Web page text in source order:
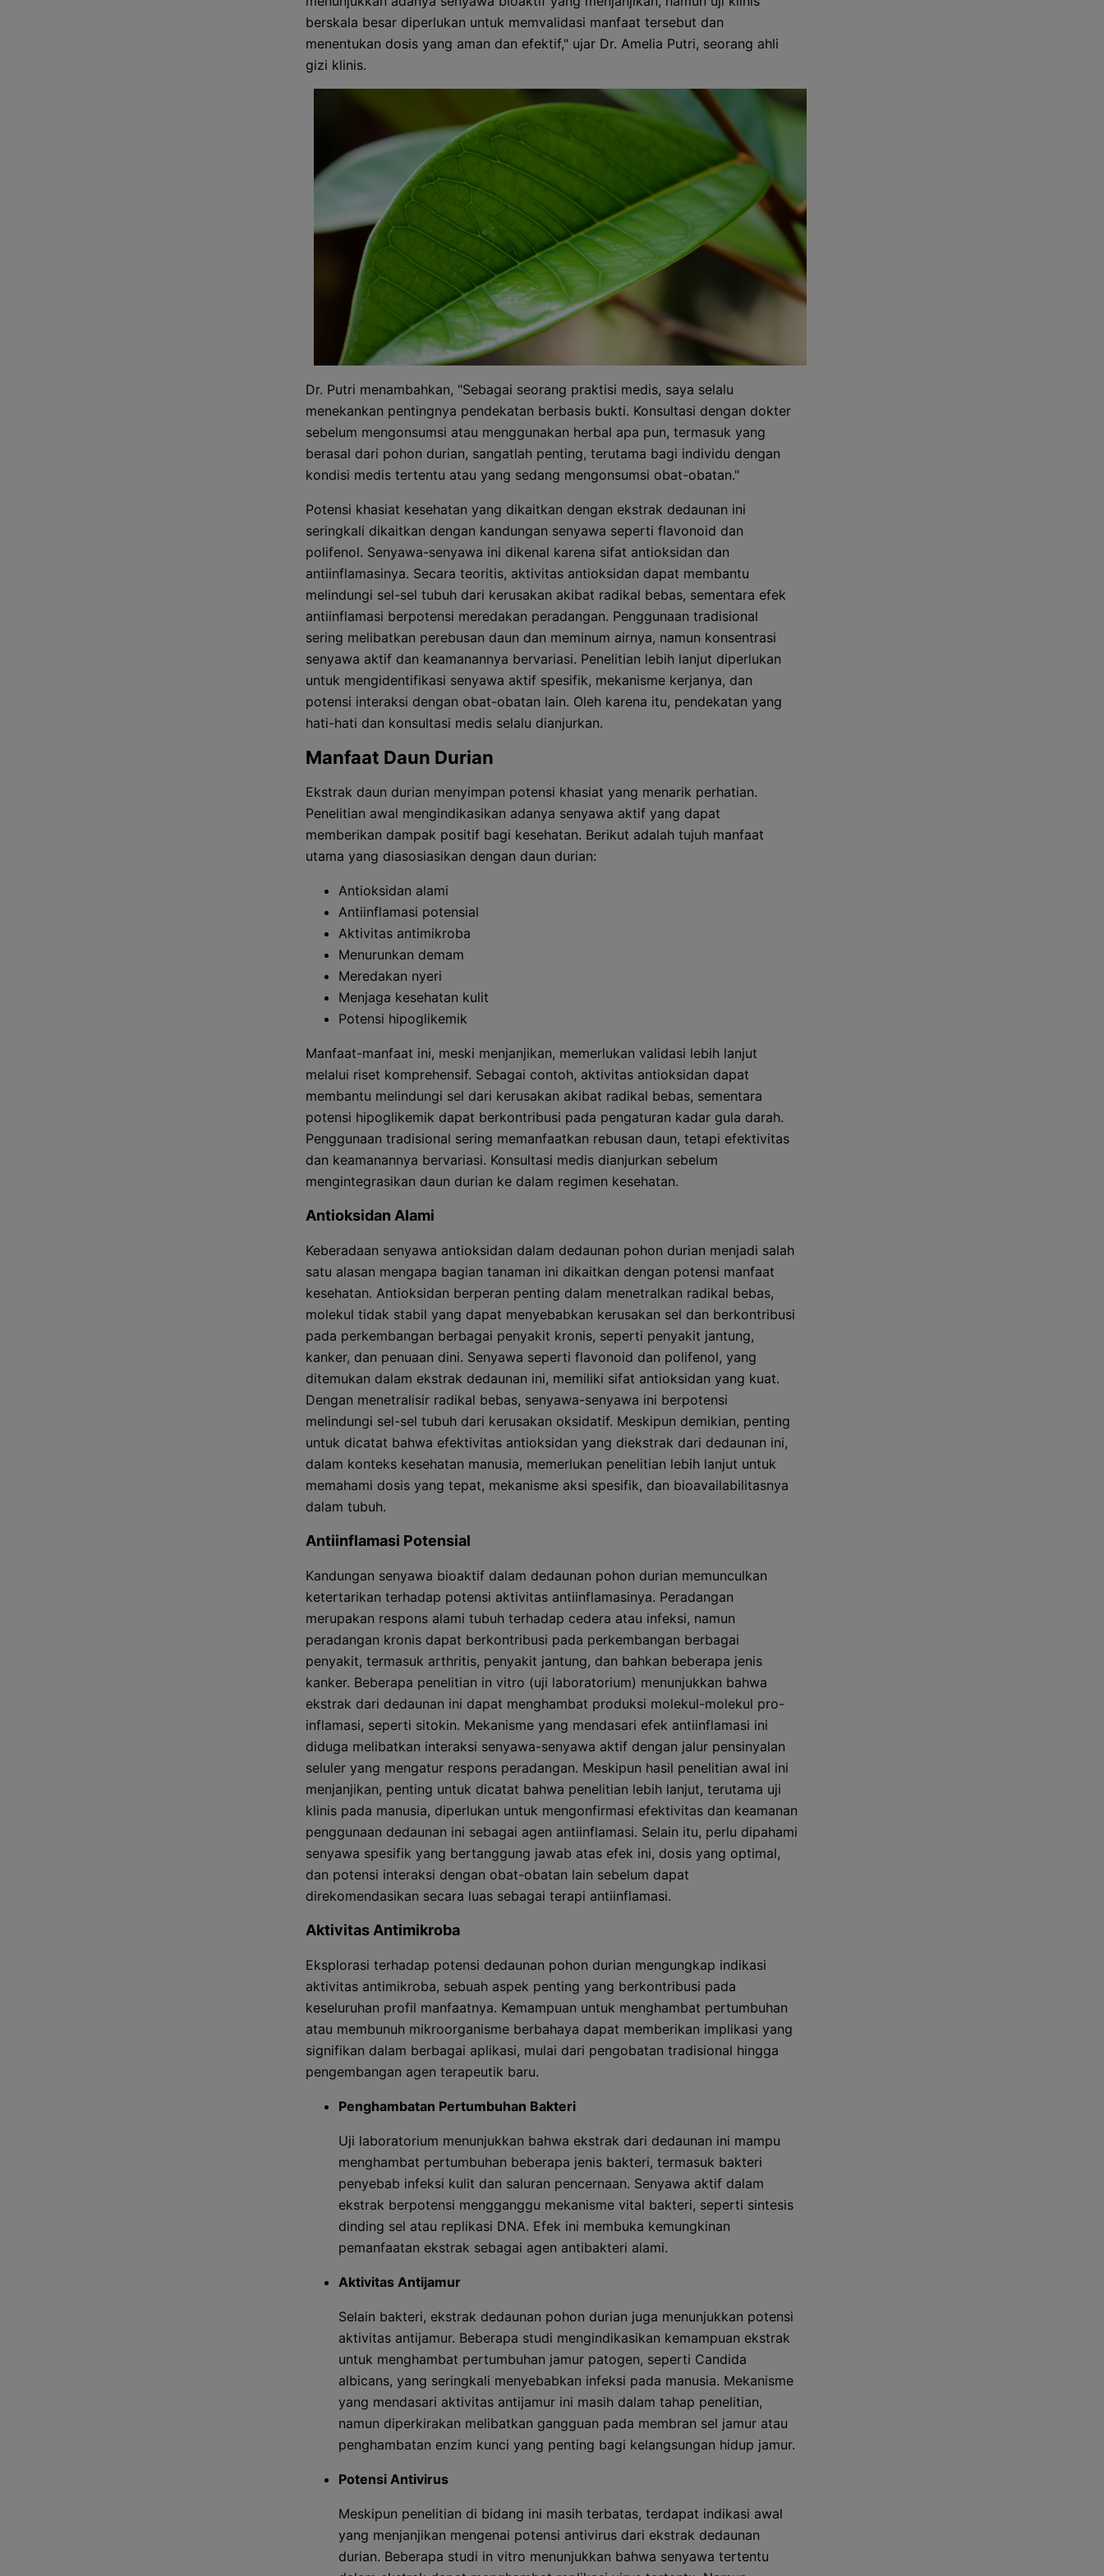
berskala besar diperlukan untuk memvalidasi manfaat tersebut dan
menentukan dosis yang aman dan efektif," ujar Dr. Amelia Putri, seorang ahli
gizi klinis.
Dr. Putri menambahkan, "Sebagai seorang praktisi medis, saya selalu
menekankan pentingnya pendekatan berbasis bukti. Konsultasi dengan dokter
sebelum mengonsumsi atau menggunakan herbal apa pun, termasuk yang
berasal dari pohon durian, sangatlah penting, terutama bagi individu dengan
kondisi medis tertentu atau yang sedang mengonsumsi obat-obatan."
Potensi khasiat kesehatan yang dikaitkan dengan ekstrak dedaunan ini
seringkali dikaitkan dengan kandungan senyawa seperti flavonoid dan
polifenol. Senyawa-senyawa ini dikenal karena sifat antioksidan dan
antiinflamasinya. Secara teoritis, aktivitas antioksidan dapat membantu
melindungi sel-sel tubuh dari kerusakan akibat radikal bebas, sementara efek
antiinflamasi berpotensi meredakan peradangan. Penggunaan tradisional
sering melibatkan perebusan daun dan meminum airnya, namun konsentrasi
senyawa aktif dan keamanannya bervariasi. Penelitian lebih lanjut diperlukan
untuk mengidentifikasi senyawa aktif spesifik, mekanisme kerjanya, dan
potensi interaksi dengan obat-obatan lain. Oleh karena itu, pendekatan yang
hati-hati dan konsultasi medis selalu dianjurkan.
Manfaat Daun Durian
Ekstrak daun durian menyimpan potensi khasiat yang menarik perhatian.
Penelitian awal mengindikasikan adanya senyawa aktif yang dapat
memberikan dampak positif bagi kesehatan. Berikut adalah tujuh manfaat
utama yang diasosiasikan dengan daun durian:
Antioksidan alami
Antiinflamasi potensial
Aktivitas antimikroba
Menurunkan demam
Meredakan nyeri
Menjaga kesehatan kulit
Potensi hipoglikemik
Manfaat-manfaat ini, meski menjanjikan, memerlukan validasi lebih lanjut
melalui riset komprehensif. Sebagai contoh, aktivitas antioksidan dapat
membantu melindungi sel dari kerusakan akibat radikal bebas, sementara
potensi hipoglikemik dapat berkontribusi pada pengaturan kadar gula darah.
Penggunaan tradisional sering memanfaatkan rebusan daun, tetapi efektivitas
dan keamanannya bervariasi. Konsultasi medis dianjurkan sebelum
mengintegrasikan daun durian ke dalam regimen kesehatan.
Antioksidan Alami
Keberadaan senyawa antioksidan dalam dedaunan pohon durian menjadi salah
satu alasan mengapa bagian tanaman ini dikaitkan dengan potensi manfaat
kesehatan. Antioksidan berperan penting dalam menetralkan radikal bebas,
molekul tidak stabil yang dapat menyebabkan kerusakan sel dan berkontribusi
pada perkembangan berbagai penyakit kronis, seperti penyakit jantung,
kanker, dan penuaan dini. Senyawa seperti flavonoid dan polifenol, yang
ditemukan dalam ekstrak dedaunan ini, memiliki sifat antioksidan yang kuat.
Dengan menetralisir radikal bebas, senyawa-senyawa ini berpotensi
melindungi sel-sel tubuh dari kerusakan oksidatif. Meskipun demikian, penting
untuk dicatat bahwa efektivitas antioksidan yang diekstrak dari dedaunan ini,
dalam konteks kesehatan manusia, memerlukan penelitian lebih lanjut untuk
memahami dosis yang tepat, mekanisme aksi spesifik, dan bioavailabilitasnya
dalam tubuh.
Antiinflamasi Potensial
Kandungan senyawa bioaktif dalam dedaunan pohon durian memunculkan
ketertarikan terhadap potensi aktivitas antiinflamasinya. Peradangan
merupakan respons alami tubuh terhadap cedera atau infeksi, namun
peradangan kronis dapat berkontribusi pada perkembangan berbagai
penyakit, termasuk arthritis, penyakit jantung, dan bahkan beberapa jenis
kanker. Beberapa penelitian in vitro (uji laboratorium) menunjukkan bahwa
ekstrak dari dedaunan ini dapat menghambat produksi molekul-molekul pro-
inflamasi, seperti sitokin. Mekanisme yang mendasari efek antiinflamasi ini
diduga melibatkan interaksi senyawa-senyawa aktif dengan jalur pensinyalan
seluler yang mengatur respons peradangan. Meskipun hasil penelitian awal ini
menjanjikan, penting untuk dicatat bahwa penelitian lebih lanjut, terutama uji
klinis pada manusia, diperlukan untuk mengonfirmasi efektivitas dan keamanan
penggunaan dedaunan ini sebagai agen antiinflamasi. Selain itu, perlu dipahami
senyawa spesifik yang bertanggung jawab atas efek ini, dosis yang optimal,
dan potensi interaksi dengan obat-obatan lain sebelum dapat
direkomendasikan secara luas sebagai terapi antiinflamasi.
Aktivitas Antimikroba
Eksplorasi terhadap potensi dedaunan pohon durian mengungkap indikasi
aktivitas antimikroba, sebuah aspek penting yang berkontribusi pada
keseluruhan profil manfaatnya. Kemampuan untuk menghambat pertumbuhan
atau membunuh mikroorganisme berbahaya dapat memberikan implikasi yang
signifikan dalam berbagai aplikasi, mulai dari pengobatan tradisional hingga
pengembangan agen terapeutik baru.
Penghambatan Pertumbuhan Bakteri
Uji laboratorium menunjukkan bahwa ekstrak dari dedaunan ini mampu
menghambat pertumbuhan beberapa jenis bakteri, termasuk bakteri
penyebab infeksi kulit dan saluran pencernaan. Senyawa aktif dalam
ekstrak berpotensi mengganggu mekanisme vital bakteri, seperti sintesis
dinding sel atau replikasi DNA. Efek ini membuka kemungkinan
pemanfaatan ekstrak sebagai agen antibakteri alami.
Aktivitas Antijamur
Selain bakteri, ekstrak dedaunan pohon durian juga menunjukkan potensi
aktivitas antijamur. Beberapa studi mengindikasikan kemampuan ekstrak
untuk menghambat pertumbuhan jamur patogen, seperti Candida
albicans, yang seringkali menyebabkan infeksi pada manusia. Mekanisme
yang mendasari aktivitas antijamur ini masih dalam tahap penelitian,
namun diperkirakan melibatkan gangguan pada membran sel jamur atau
penghambatan enzim kunci yang penting bagi kelangsungan hidup jamur.
Potensi Antivirus
Meskipun penelitian di bidang ini masih terbatas, terdapat indikasi awal
yang menjanjikan mengenai potensi antivirus dari ekstrak dedaunan
durian. Beberapa studi in vitro menunjukkan bahwa senyawa tertentu